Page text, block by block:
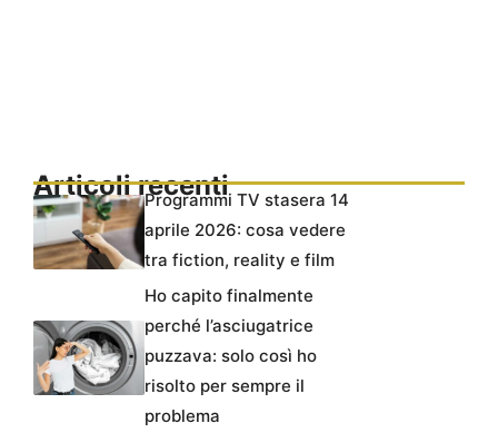
Articoli recentiProgrammi TV stasera 14
aprile 2026: cosa vedere
tra fiction, reality e film
Ho capito finalmente
perché l’asciugatrice
puzzava: solo così ho
risolto per sempre il
problema